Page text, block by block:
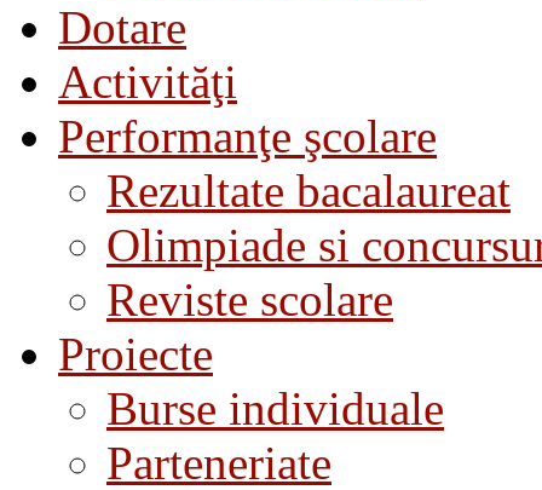
Dotare
Activităţi
Performanţe şcolare
Rezultate bacalaureat
Olimpiade si
Reviste scolare
Proiecte
Burse individuale
Parteneriate